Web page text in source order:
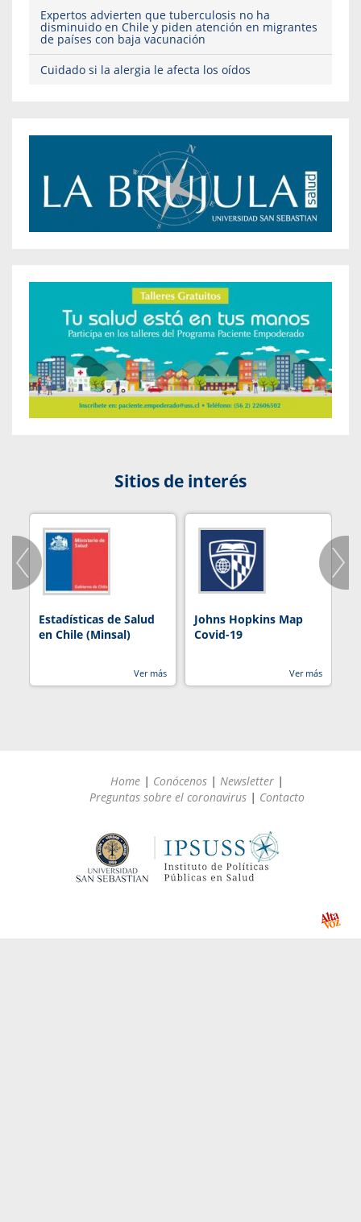
Expertos advierten que tuberculosis no ha
disminuido en Chile y piden atención en migrantes
de países con baja vacunación
Cuidado si la alergia le afecta los oídos
Sitios de interés
Estadísticas de Salud
en Chile (Minsal)
Ver más
Johns Hopkins Map
Covid-19
Ver más
Home | Conócenos | Newsletter |
Preguntas sobre el coronavirus | Contacto